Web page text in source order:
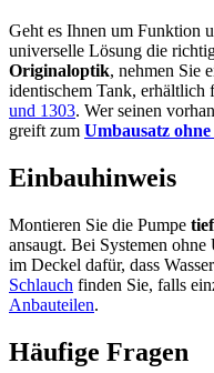
Geht es Ihnen um Funktion
universelle Lösung die
Originaloptik, nehmen Sie
identischem Tank, erhältlich
und 1303. Wer seinen
greift zum Umbausatz
Einbauhinweis
Montieren Sie die Pumpe
ansaugt. Bei Systemen
im Deckel dafür, dass
Schlauch finden Sie, falls
Anbauteilen.
Häufige Fragen